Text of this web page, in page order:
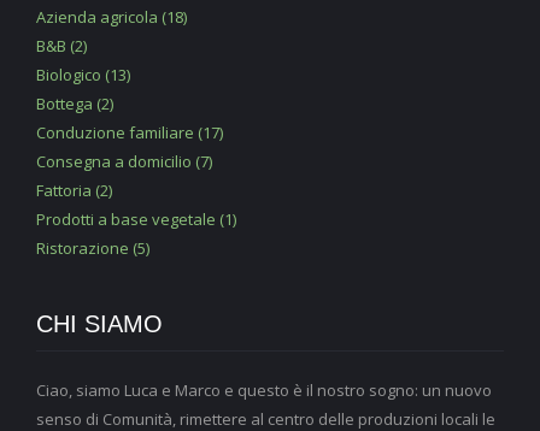
Azienda agricola (18)
B&B (2)
Biologico (13)
Bottega (2)
Conduzione familiare (17)
Consegna a domicilio (7)
Fattoria (2)
Prodotti a base vegetale (1)
Ristorazione (5)
CHI SIAMO
Ciao, siamo Luca e Marco e questo è il nostro sogno: un nuovo
senso di Comunità, rimettere al centro delle produzioni locali le